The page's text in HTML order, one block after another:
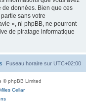
données. Bien que ces
sans votre
», ni phpBB, ne pourront
de piratage informatique
Fuseau horaire sur UTC+02:00
© phpBB Limited
Cellar